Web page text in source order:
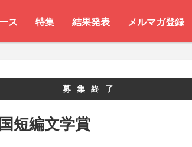
ス 特集 結果発表 メルマガ登録
募集終了
短編文学賞